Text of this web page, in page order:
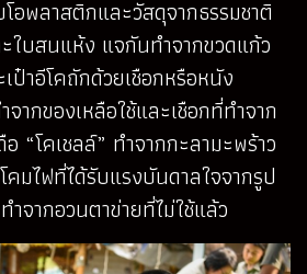
โอพลาสติกและวัสดุจากธรรมชาติ
ใบสนแห้ง แจกันทำจากขวดแก้ว
ป๋าอีโคถักด้วยเชือกหรือหนัง
ากของเหลือใช้และเชือกที่ทำจาก
“โคเชลล์” ทำจากกะลามะพร้าว
คมไฟที่ได้รับแรงบันดาลใจจากรูป
จากอวนตาข่ายที่ไม่ใช้แล้ว